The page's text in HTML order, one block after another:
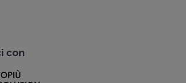
con